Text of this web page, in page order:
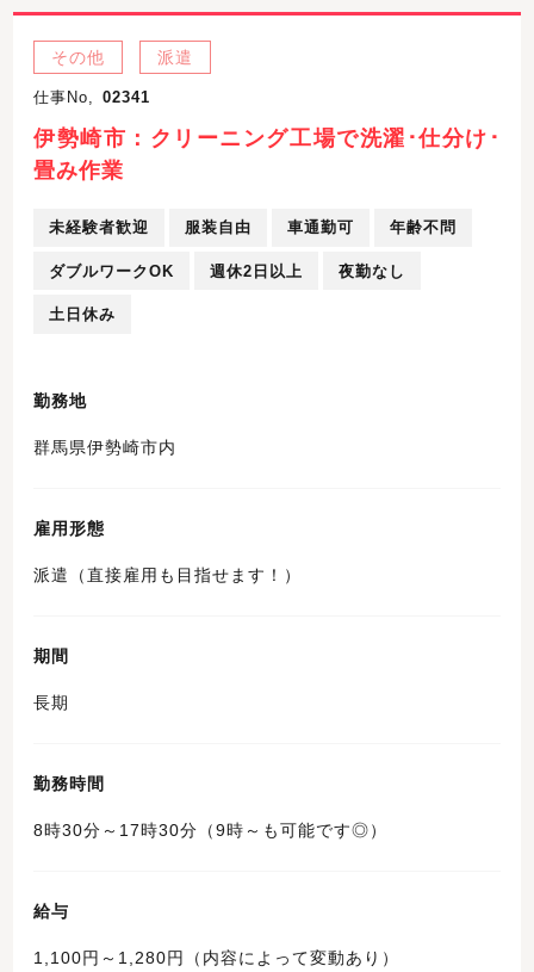
その他 派遣
仕事No, 02341
伊勢崎市：クリーニング工場で洗濯･仕分け･
畳み作業
未経験者歓迎 服装自由 車通勤可 年齢不問
ダブルワークOK 週休2日以上 夜勤なし
土日休み
勤務地
群馬県伊勢崎市内
雇用形態
派遣（直接雇用も目指せます！）
期間
長期
勤務時間
8時30分～17時30分（9時～も可能です◎）
給与
1,100円～1,280円（内容によって変動あり）